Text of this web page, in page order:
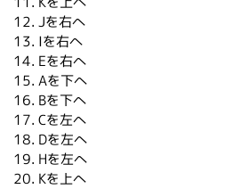
Jを右へ
Iを右へ
Eを右へ
Aを下へ
Bを下へ
Cを左へ
Dを左へ
Hを左へ
Kを上へ